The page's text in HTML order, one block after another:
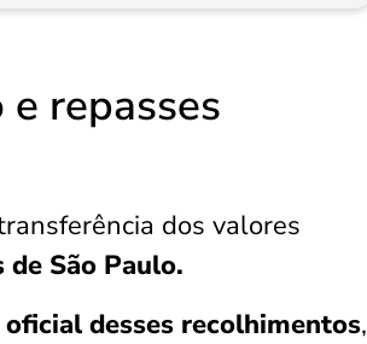
repasses
dos valores
São Paulo.
desses recolhimentos,